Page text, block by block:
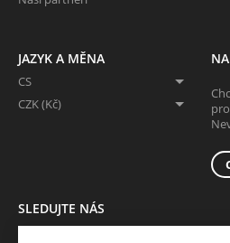
JAZYK A MĚNA
CS
CZK (Kč)
SLEDUJTE NÁS